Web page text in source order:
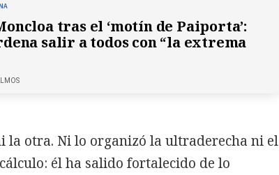
tras el ‘motín de Paiporta’:
salir a todos con “la extrema
la otra. Ni lo organizó la ultraderecha ni el
él ha salido fortalecido de lo